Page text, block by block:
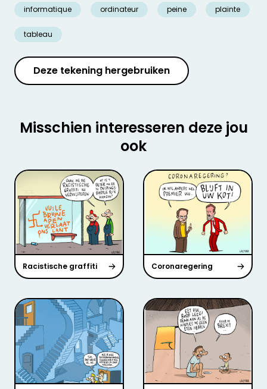
informatique ordinateur peine plainte
tableau
Deze tekening hergebruiken
Misschien interesseren deze jou
ook
Racistische graffiti Coronaregering